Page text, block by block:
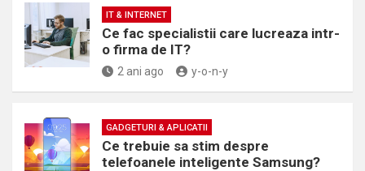
IT & INTERNET
Ce fac specialistii care lucreaza intr-
o firma de IT?
2 ani ago y-o-n-y
GADGETURI & APLICATII
Ce trebuie sa stim despre
telefoanele inteligente Samsung?